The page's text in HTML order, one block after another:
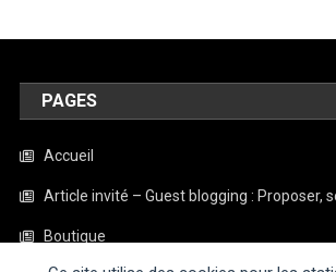
PAGES
Accueil
Article invité – Guest blogging : Proposer,
Boutique